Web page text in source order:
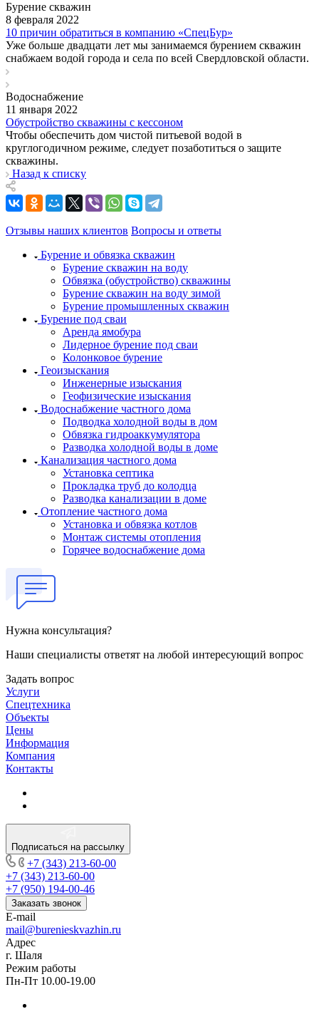
Бурение скважин
8 февраля 2022
10 причин обратиться в компанию «СпецБур»
Уже больше двадцати лет мы занимаемся бурением скважин
снабжаем водой города и села по всей Свердловской области.
Водоснабжение
11 января 2022
Обустройство скважины с кессоном
Чтобы обеспечить дом чистой питьевой водой в
круглогодичном режиме, следует позаботиться о защите
скважины.
Назад к списку
Отзывы наших клиентов Вопросы и ответы
Бурение и обвязка скважин
Бурение скважин на воду
Обвязка (обустройство) скважины
Бурение скважин на воду зимой
Бурение промышленных скважин
Бурение под сваи
Аренда ямобура
Лидерное бурение под сваи
Колонковое бурение
Геоизыскания
Инженерные изыскания
Геофизические изыскания
Водоснабжение частного дома
Подводка холодной воды в дом
Обвязка гидроаккумулятора
Разводка холодной воды в доме
Канализация частного дома
Установка септика
Прокладка труб до колодца
Разводка канализации в доме
Отопление частного дома
Установка и обвязка котлов
Монтаж системы отопления
Горячее водоснабжение дома
Нужна консультация?
Наши специалисты ответят на любой интересующий вопрос
Задать вопрос
Услуги
Спецтехника
Объекты
Цены
Информация
Компания
Контакты
Подписаться на рассылку
+7 (343) 213-60-00
+7 (343) 213-60-00
+7 (950) 194-00-46
Заказать звонок
E-mail
mail@burenieskvazhin.ru
Адрес
г. Шаля
Режим работы
Пн-Пт 10.00-19.00